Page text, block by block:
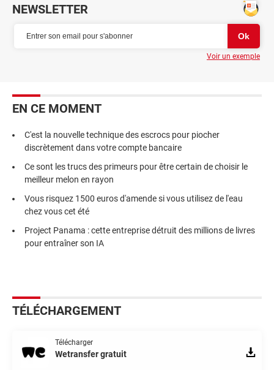
NEWSLETTER
Voir un exemple
EN CE MOMENT
C'est la nouvelle technique des escrocs pour piocher
discrètement dans votre compte bancaire
Ce sont les trucs des primeurs pour être certain de choisir le
meilleur melon en rayon
Vous risquez 1500 euros d'amende si vous utilisez de l'eau
chez vous cet été
Project Panama : cette entreprise détruit des millions de livres
pour entraîner son IA
TÉLÉCHARGEMENT
Télécharger
Wetransfer gratuit